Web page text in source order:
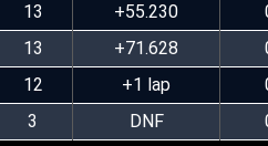
13 +55.230
13 +71.628
12 +1 lap
3 DNF